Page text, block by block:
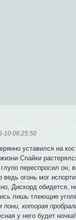
10 06:25:50
уставился на
Спайки
переспросил он,
ведь огонь мог
Дискорд обидется,
лишь тлеющие
пони, которая
у него будет